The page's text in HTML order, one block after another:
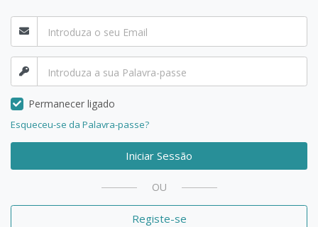
Permanecer ligado
Esqueceu-se da Palavra-passe?
Iniciar Sessão
OU
Registe-se